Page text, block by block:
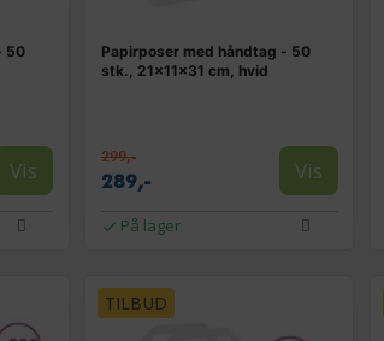
50
Vis
Papirposer med håndtag - 50
stk., 21×11×31 cm, hvid
299,-
289,- Vis
På lager
TILBUD